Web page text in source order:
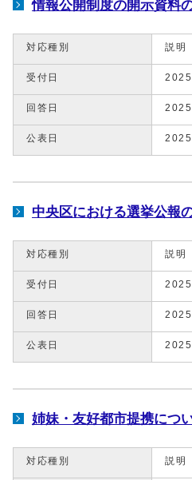
情報公開制度の開示資料
対応種別 説明
受付日 2025
回答日 2025
公表日 2025
中央区における選挙公報
対応種別 説明
受付日 2025
回答日 2025
公表日 2025
姉妹・友好都市提携につ
対応種別 説明